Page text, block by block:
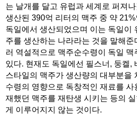
는 날개를 달고 유럽과 세계로 퍼져
생산된 390억 리터의 맥주 중 약
독일에서 생산되었으며 이는 독일이
주를 생산하는 나라라는 것을 말해준
러 역설적으로 맥주순수령이 독일 맥
있다. 현재도 독일에선 필스너, 둥켈,
스타일의 맥주가 생산량의 대부분을
수령의 영향으로 독창적인 재료를
재했던 맥주를 재탄생 시키는 등의
게 이루어지지 않는 것이다.